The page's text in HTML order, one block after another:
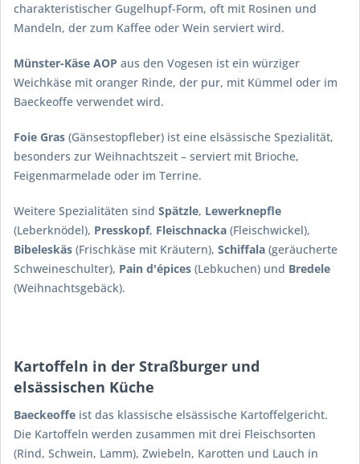
charakteristischer Gugelhupf-Form, oft mit Rosinen und
Mandeln, der zum Kaffee oder Wein serviert wird.
Münster-Käse AOP aus den Vogesen ist ein würziger
Weichkäse mit oranger Rinde, der pur, mit Kümmel oder im
Baeckeoffe verwendet wird.
Foie Gras (Gänsestopfleber) ist eine elsässische Spezialität,
besonders zur Weihnachtszeit – serviert mit Brioche,
Feigenmarmelade oder im Terrine.
Weitere Spezialitäten sind Spätzle, Lewerknepfle
(Leberknödel), Presskopf, Fleischnacka (Fleischwickel),
Bibeleskäs (Frischkäse mit Kräutern), Schiffala (geräucherte
Schweineschulter), Pain d'épices (Lebkuchen) und Bredele
(Weihnachtsgebäck).
Kartoffeln in der Straßburger und
elsässischen Küche
Baeckeoffe ist das klassische elsässische Kartoffelgericht.
Die Kartoffeln werden zusammen mit drei Fleischsorten
(Rind, Schwein, Lamm), Zwiebeln, Karotten und Lauch in